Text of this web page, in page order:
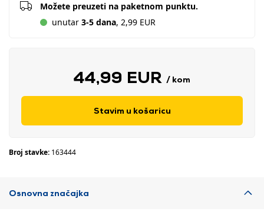
Možete preuzeti na paketnom punktu.
unutar 3-5 dana, 2,99 EUR
44,99 EUR / kom
Stavim u košaricu
Broj stavke: 163444
Osnovna značajka